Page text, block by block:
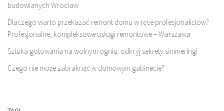
budowlanych Wrocław
Dlaczego warto przekazać remont domu w ręce profesjonalistów?
Profesjonalne, kompleksowe usługi remontowe – Warszawa
Sztuka gotowania na wolnym ogniu: odkryj sekrety simmeringi
Czego nie może zabraknąć w domowym gabinecie?